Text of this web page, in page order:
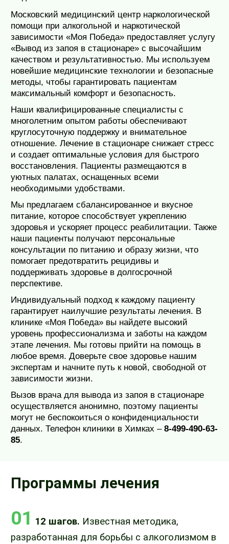
Московский медицинский центр наркологической
помощи при алкогольной и наркотической
зависимости «Моя Победа» предоставляет услугу
«Вывод из запоя в стационаре» с высочайшим
качеством и результативностью. Мы используем
новейшие медицинские технологии и безопасные
методы, чтобы гарантировать пациентам
максимальный комфорт и безопасность.
Наши квалифицированные специалисты с
многолетним опытом работы обеспечивают
круглосуточную поддержку и внимательное
отношение. Лечение в стационаре снижает стресс
и создает оптимальные условия для быстрого
восстановления. Пациенты размещаются в
уютных палатах, оснащенных всеми
необходимыми удобствами.
Мы предлагаем сбалансированное и вкусное
питание, которое способствует укреплению
здоровья и ускоряет процесс реабилитации. Также
наши пациенты получают персональные
консультации по питанию и образу жизни, что
помогает предотвратить рецидивы и
поддерживать здоровье в долгосрочной
перспективе.
Индивидуальный подход к каждому пациенту
гарантирует наилучшие результаты лечения. В
клинике «Моя Победа» вы найдете высокий
уровень профессионализма и заботы на каждом
этапе лечения. Мы готовы прийти на помощь в
любое время. Доверьте свое здоровье нашим
экспертам и начните путь к новой, свободной от
зависимости жизни.
Вызов врача для вывода из запоя в стационаре
осуществляется анонимно, поэтому пациенты
могут не беспокоиться о конфиденциальности
данных. Телефон клиники в Химках – 8-499-490-63-
85.
Программы лечения
01 12 шагов. Известная методика,
разработанная для борьбы с алкоголизмом в